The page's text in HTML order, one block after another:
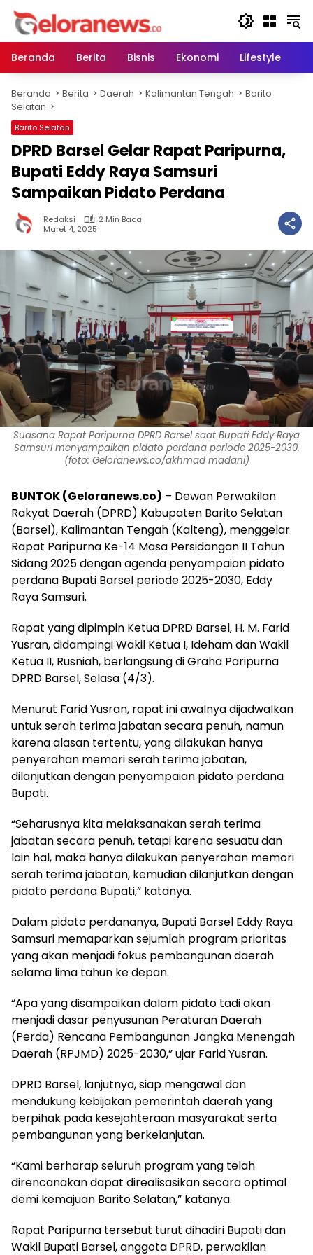
Langsung
konten
Beranda
Berita Bisnis Ekonomi Lifestyle
Beranda Berita Daerah Kalimantan Tengah
Barito
Selatan
Barito Selatan
DPRD Barsel Gelar Rapat Paripurna,
Bupati Eddy Raya Samsuri
Sampaikan Pidato Perdana
Redaksi
2 Min Baca
Maret 4, 2025
Suasana Rapat Paripurna DPRD Barsel saat Bupati Eddy Raya
Samsuri menyampaikan pidato perdana periode 2025-2030.
(foto: Geloranews.co/akhmad madani)
BUNTOK (Geloranews.co) – Dewan Perwakilan
Rakyat Daerah (DPRD) Kabupaten Barito Selatan
(Barsel), Kalimantan Tengah (Kalteng), menggelar
Rapat Paripurna Ke-14 Masa Persidangan II Tahun
Sidang 2025 dengan agenda penyampaian pidato
perdana Bupati Barsel periode 2025-2030, Eddy
Raya Samsuri.
Rapat yang dipimpin Ketua DPRD Barsel, H. M. Farid
Yusran, didampingi Wakil Ketua I, Ideham dan Wakil
Ketua II, Rusniah, berlangsung di Graha Paripurna
DPRD Barsel, Selasa (4/3).
Menurut Farid Yusran, rapat ini awalnya dijadwalkan
untuk serah terima jabatan secara penuh, namun
karena alasan tertentu, yang dilakukan hanya
penyerahan memori serah terima jabatan,
dilanjutkan dengan penyampaian pidato perdana
Bupati.
“Seharusnya kita melaksanakan serah terima
jabatan secara penuh, tetapi karena sesuatu dan
lain hal, maka hanya dilakukan penyerahan memori
serah terima jabatan, kemudian dilanjutkan dengan
pidato perdana Bupati,” katanya.
Dalam pidato perdananya, Bupati Barsel Eddy Raya
Samsuri memaparkan sejumlah program prioritas
yang akan menjadi fokus pembangunan daerah
selama lima tahun ke depan.
“Apa yang disampaikan dalam pidato tadi akan
menjadi dasar penyusunan Peraturan Daerah
(Perda) Rencana Pembangunan Jangka Menengah
Daerah (RPJMD) 2025-2030,” ujar Farid Yusran.
DPRD Barsel, lanjutnya, siap mengawal dan
mendukung kebijakan pemerintah daerah yang
berpihak pada kesejahteraan masyarakat serta
pembangunan yang berkelanjutan.
“Kami berharap seluruh program yang telah
direncanakan dapat direalisasikan secara optimal
demi kemajuan Barito Selatan,” katanya.
Rapat Paripurna tersebut turut dihadiri Bupati dan
Wakil Bupati Barsel, anggota DPRD, perwakilan